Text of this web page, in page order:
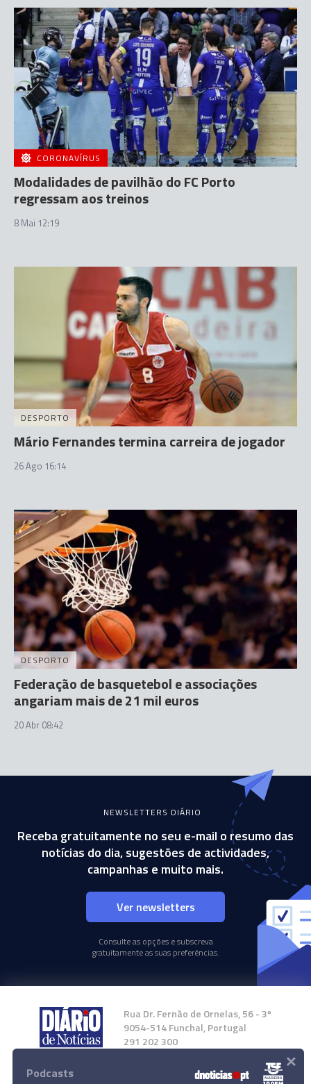
CORONAVÍRUS
Modalidades de pavilhão do FC Porto
regressam aos treinos
8 Mai 12:19
DESPORTO
Mário Fernandes termina carreira de jogador
26 Ago 16:14
DESPORTO
Federação de basquetebol e associações
angariam mais de 21 mil euros
20 Abr 08:42
NEWSLETTERS DIÁRIO
Receba gratuitamente no seu e-mail o resumo das
notícias do dia, sugestões de actividades,
campanhas e muito mais.
Ver newsletters
Consulte as opções e subscreva
gratuitamente as suas preferências.
Rua Dr. Fernão de Ornelas, 56 - 3º
9054-514 Funchal, Portugal
291 202 300
Instale a nossa App
Podcasts ×